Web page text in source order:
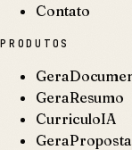
Contato
PRODUTOS
GeraResumo
CurriculoIA
GeraProposta